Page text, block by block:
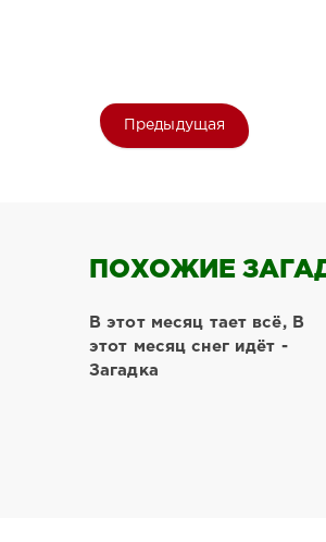
Предыдущая
ПОХОЖИЕ
В этот месяц тает всё, В
этот месяц снег идёт -
Загадка